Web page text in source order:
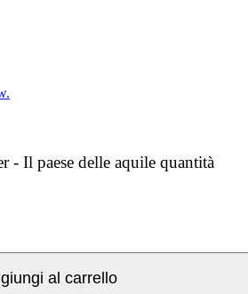
- Il paese delle aquile quantità
al carrello